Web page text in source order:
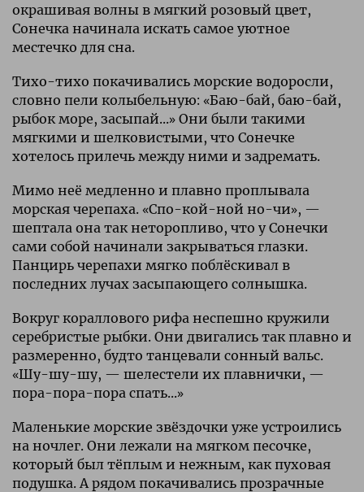
окрашивая волны в мягкий розовый цвет,
Сонечка начинала искать самое уютное
местечко для сна.
Тихо-тихо покачивались морские водоросли,
словно пели колыбельную: «Баю-бай, баю-бай,
рыбок море, засыпай...» Они были такими
мягкими и шелковистыми, что Сонечке
хотелось прилечь между ними и задремать.
Мимо неё медленно и плавно проплывала
морская черепаха. «Спо-кой-ной но-чи», —
шептала она так неторопливо, что у Сонечки
сами собой начинали закрываться глазки.
Панцирь черепахи мягко поблёскивал в
последних лучах засыпающего солнышка.
Вокруг кораллового рифа неспешно кружили
серебристые рыбки. Они двигались так плавно и
размеренно, будто танцевали сонный вальс.
«Шу-шу-шу, — шелестели их плавнички, —
пора-пора-пора спать...»
Маленькие морские звёздочки уже устроились
на ночлег. Они лежали на мягком песочке,
который был тёплым и нежным, как пуховая
подушка. А рядом покачивались прозрачные